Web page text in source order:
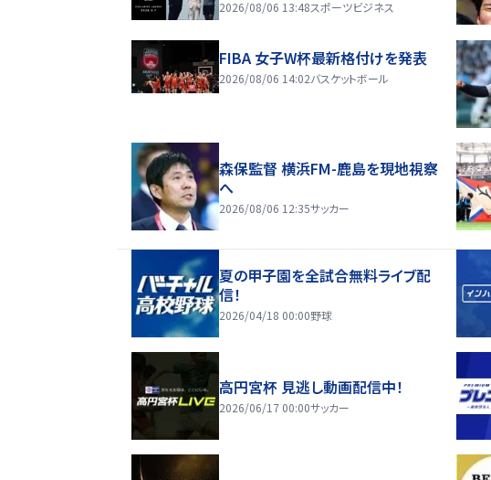
2026/08/06 13:48スポーツビジネス
FIBA 女子W杯最新格付けを発表
2026/08/06 14:02バスケットボール
森保監督 横浜FM-鹿島を現地視察
へ
2026/08/06 12:35サッカー
夏の甲子園を全試合無料ライブ配
信！
2026/04/18 00:00野球
高円宮杯 見逃し動画配信中！
2026/06/17 00:00サッカー